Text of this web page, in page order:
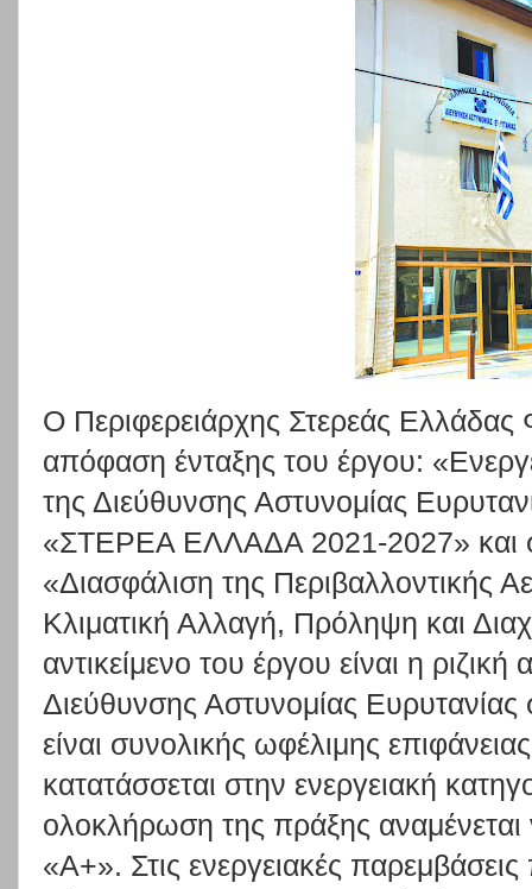
Ο Περιφερειάρχης Στερεάς
απόφαση ένταξης του έργου:
της Διεύθυνσης Αστυνομίας
«ΣΤΕΡΕΑ ΕΛΛΑΔΑ 2021-2027» και
«Διασφάλιση της Περιβαλλοντικής
Κλιματική Αλλαγή, Πρόληψη και
αντικείμενο του έργου είναι η
Διεύθυνσης Αστυνομίας
είναι συνολικής ωφέλιμης
κατατάσσεται στην ενεργειακή
ολοκλήρωση της πράξης αναμένεται
«Α+». Στις ενεργειακές